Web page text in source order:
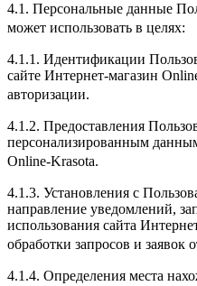
4.1. Персональные данные
может использовать в целях:
4.1.1. Идентификации
сайте Интернет-магазин
авторизации.
4.1.2. Предоставления
персонализированным
Online-Krasota.
4.1.3. Установления с
направление уведомлений,
использования сайта
обработки запросов и заявок
4.1.4. Определения места